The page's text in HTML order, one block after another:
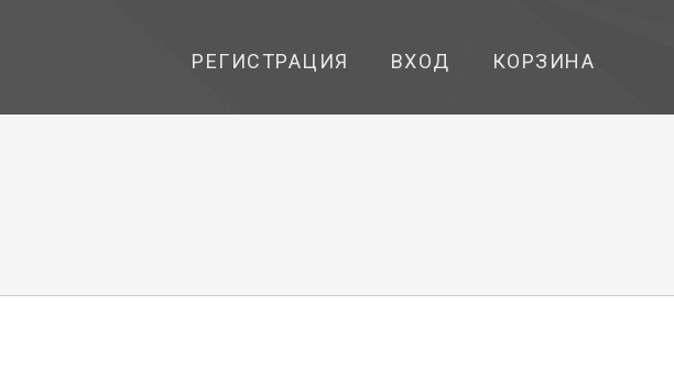
РЕГИСТРАЦИЯ ВХОД КОРЗИНА